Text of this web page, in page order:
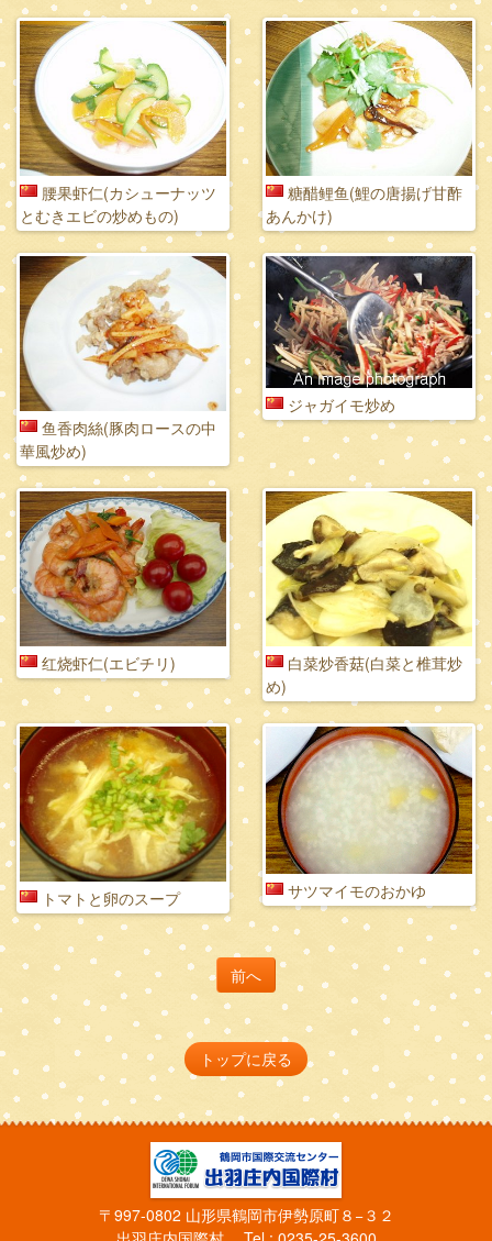
腰果虾仁(カシューナッツ
とむきエビの炒めもの)
糖醋鲤鱼(鯉の唐揚げ甘酢
あんかけ)
鱼香肉絲(豚肉ロースの中
華風炒め)
ジャガイモ炒め
红烧虾仁(エビチリ)
白菜炒香菇(白菜と椎茸炒
め)
トマトと卵のスープ サツマイモのおかゆ
前へ
トップに戻る
〒997-0802 山形県鶴岡市伊勢原町８−３２